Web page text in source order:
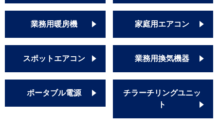
業務用暖房機 家庭用エアコン
スポットエアコン 業務用換気機器
ポータブル電源
チラーチリングユニッ
ト